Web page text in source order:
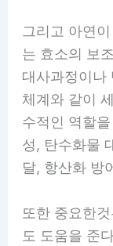
그리고 아연
는 효소의 보
대사과정이나
체계와 같이
수적인 역할
성, 탄수화물
달, 항산화 방
또한 중요한
도 도움을 준